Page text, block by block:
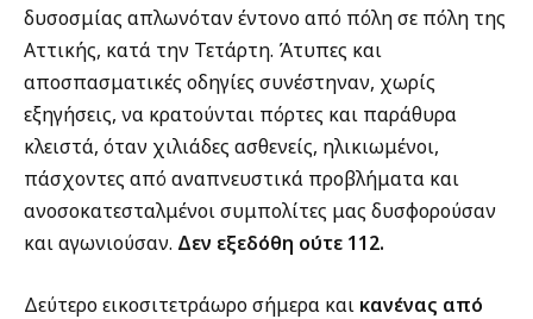
δυσοσμίας απλωνόταν έντονο από πόλη σε πόλη της
Αττικής, κατά την Τετάρτη. Άτυπες και
αποσπασματικές οδηγίες συνέστηναν, χωρίς
εξηγήσεις, να κρατούνται πόρτες και παράθυρα
κλειστά, όταν χιλιάδες ασθενείς, ηλικιωμένοι,
πάσχοντες από αναπνευστικά προβλήματα και
ανοσοκατεσταλμένοι συμπολίτες μας δυσφορούσαν
και αγωνιούσαν. Δεν εξεδόθη ούτε 112.
Δεύτερο εικοσιτετράωρο σήμερα και κανένας από